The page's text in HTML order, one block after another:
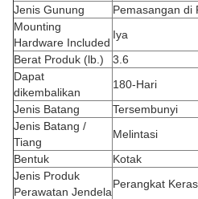
Jenis Gunung
Pemasangan di
Mounting
Hardware Included
Iya
Berat Produk (lb.)
3.6
Dapat
dikembalikan
180-Hari
Jenis Batang
Tersembunyi
Jenis Batang /
Tiang
Melintasi
Bentuk
Kotak
Jenis Produk
Perawatan Jendela
Perangkat